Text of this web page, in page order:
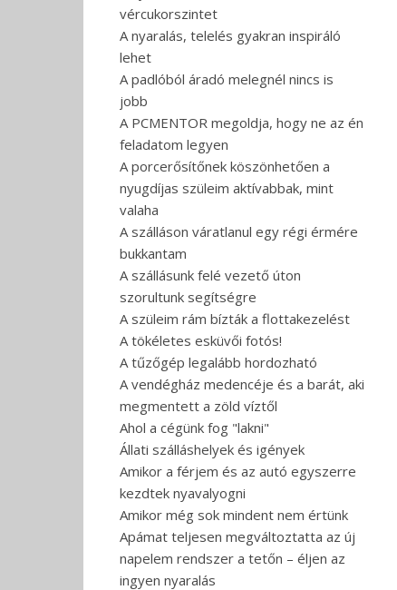
vércukorszintet
A nyaralás, telelés gyakran inspiráló
lehet
A padlóból áradó melegnél nincs is
jobb
A PCMENTOR megoldja, hogy ne az én
feladatom legyen
A porcerősítőnek köszönhetően a
nyugdíjas szüleim aktívabbak, mint
valaha
A szálláson váratlanul egy régi érmére
bukkantam
A szállásunk felé vezető úton
szorultunk segítségre
A szüleim rám bízták a flottakezelést
A tökéletes esküvői fotós!
A tűzőgép legalább hordozható
A vendégház medencéje és a barát, aki
megmentett a zöld víztől
Ahol a cégünk fog "lakni"
Állati szálláshelyek és igények
Amikor a férjem és az autó egyszerre
kezdtek nyavalyogni
Amikor még sok mindent nem értünk
Apámat teljesen megváltoztatta az új
napelem rendszer a tetőn – éljen az
ingyen nyaralás